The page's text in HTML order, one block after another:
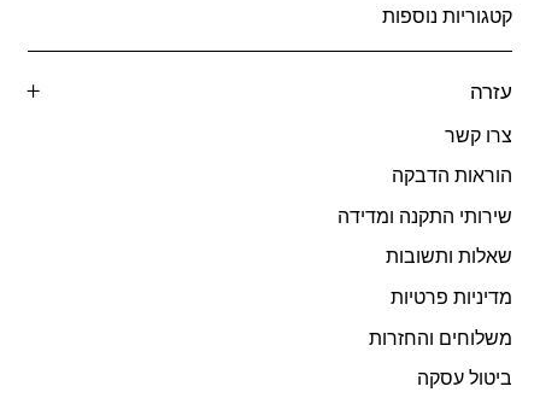
קטגוריות נוספות
עזרה
צרו קשר
הוראות הדבקה
שירותי התקנה ומדידה
שאלות ותשובות
מדיניות פרטיות
משלוחים והחזרות
ביטול עסקה